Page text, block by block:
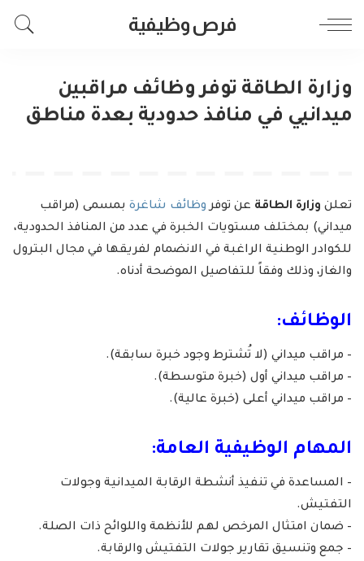
فرص وظيفية
وزارة الطاقة توفر وظائف مراقبين
ميدانيي في منافذ حدودية بعدة مناطق
تعلن وزارة الطاقة عن توفروظائف شاغرة بمسمى (مراقب
ميداني) بمختلف مستويات الخبرة في عدد من المنافذ الحدودية،
للكوادر الوطنية الراغبة في الانضمام لفريقها في مجال البترول
والغاز، وذلك وفقاً للتفاصيل الموضحة أدناه.
الوظائف:
– مراقب ميداني (لا تُشترط وجود خبرة سابقة).
– مراقب ميداني أول (خبرة متوسطة).
– مراقب ميداني أعلى (خبرة عالية).
المهام الوظيفية العامة:
– المساعدة في تنفيذ أنشطة الرقابة الميدانية وجولات
التفتيش.
– ضمان امتثال المرخص لهم للأنظمة واللوائح ذات الصلة.
– جمع وتنسيق تقارير جولات التفتيش والرقابة.